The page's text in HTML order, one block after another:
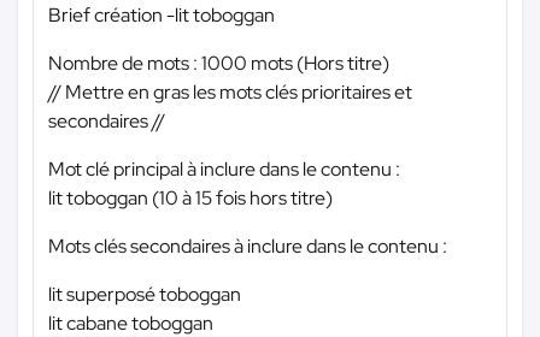
Brief création -lit toboggan
Nombre de mots : 1000 mots (Hors titre)
// Mettre en gras les mots clés prioritaires et
secondaires //
Mot clé principal à inclure dans le contenu :
lit toboggan (10 à 15 fois hors titre)
Mots clés secondaires à inclure dans le contenu :
lit superposé toboggan
lit cabane toboggan